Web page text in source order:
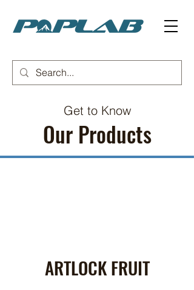
Get to Know
Our Products
ARTLOCK FRUIT